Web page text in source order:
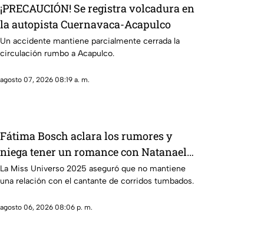
¡PRECAUCIÓN! Se registra volcadura en
la autopista Cuernavaca-Acapulco
Un accidente mantiene parcialmente cerrada la
circulación rumbo a Acapulco.
agosto 07, 2026 08:19 a. m.
Fátima Bosch aclara los rumores y
niega tener un romance con Natanael
Cano
La Miss Universo 2025 aseguró que no mantiene
una relación con el cantante de corridos tumbados.
agosto 06, 2026 08:06 p. m.